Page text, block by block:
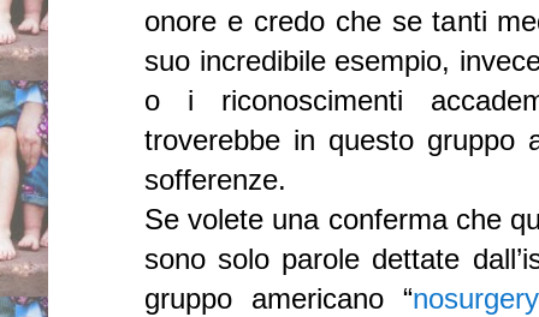
onore e credo che se tanti
suo incredibile esempio,
o i riconoscimenti
troverebbe in questo gruppo
sofferenze.
Se volete una conferma che
sono solo parole dettate
gruppo americano “